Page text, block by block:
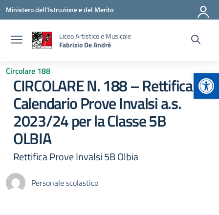
Vai ai contenuti
Vai al menu di navigazione
Vai al footer
Ministero dell'Istruzione e del Merito
Liceo Artistico e Musicale
Fabrizio De Andrè
Circolare 188
CIRCOLARE N. 188 – Rettifica
Calendario Prove Invalsi a.s.
2023/24 per la Classe 5B
OLBIA
Rettifica Prove Invalsi 5B Olbia
Personale scolastico